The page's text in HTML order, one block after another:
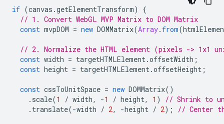
if (canvas .getElementTransform)
{
// 1. Convert WebGL MVP Matrix to DOM Matrix
const mvpDOM = new DOMMatrix(Array. from(
// 2. Normalize the HTML element (pixels -> 1x1
const width = targetHTMLElement.offsetWidth ;
const height = targetHTMLElement.offsetHeight ;
const cssToUnitSpace = new DOMMatrix()
. scale(1 / width, -1 / height, 1 )
// Shrink to
. translate(-width / 2, -height / 2); // Center